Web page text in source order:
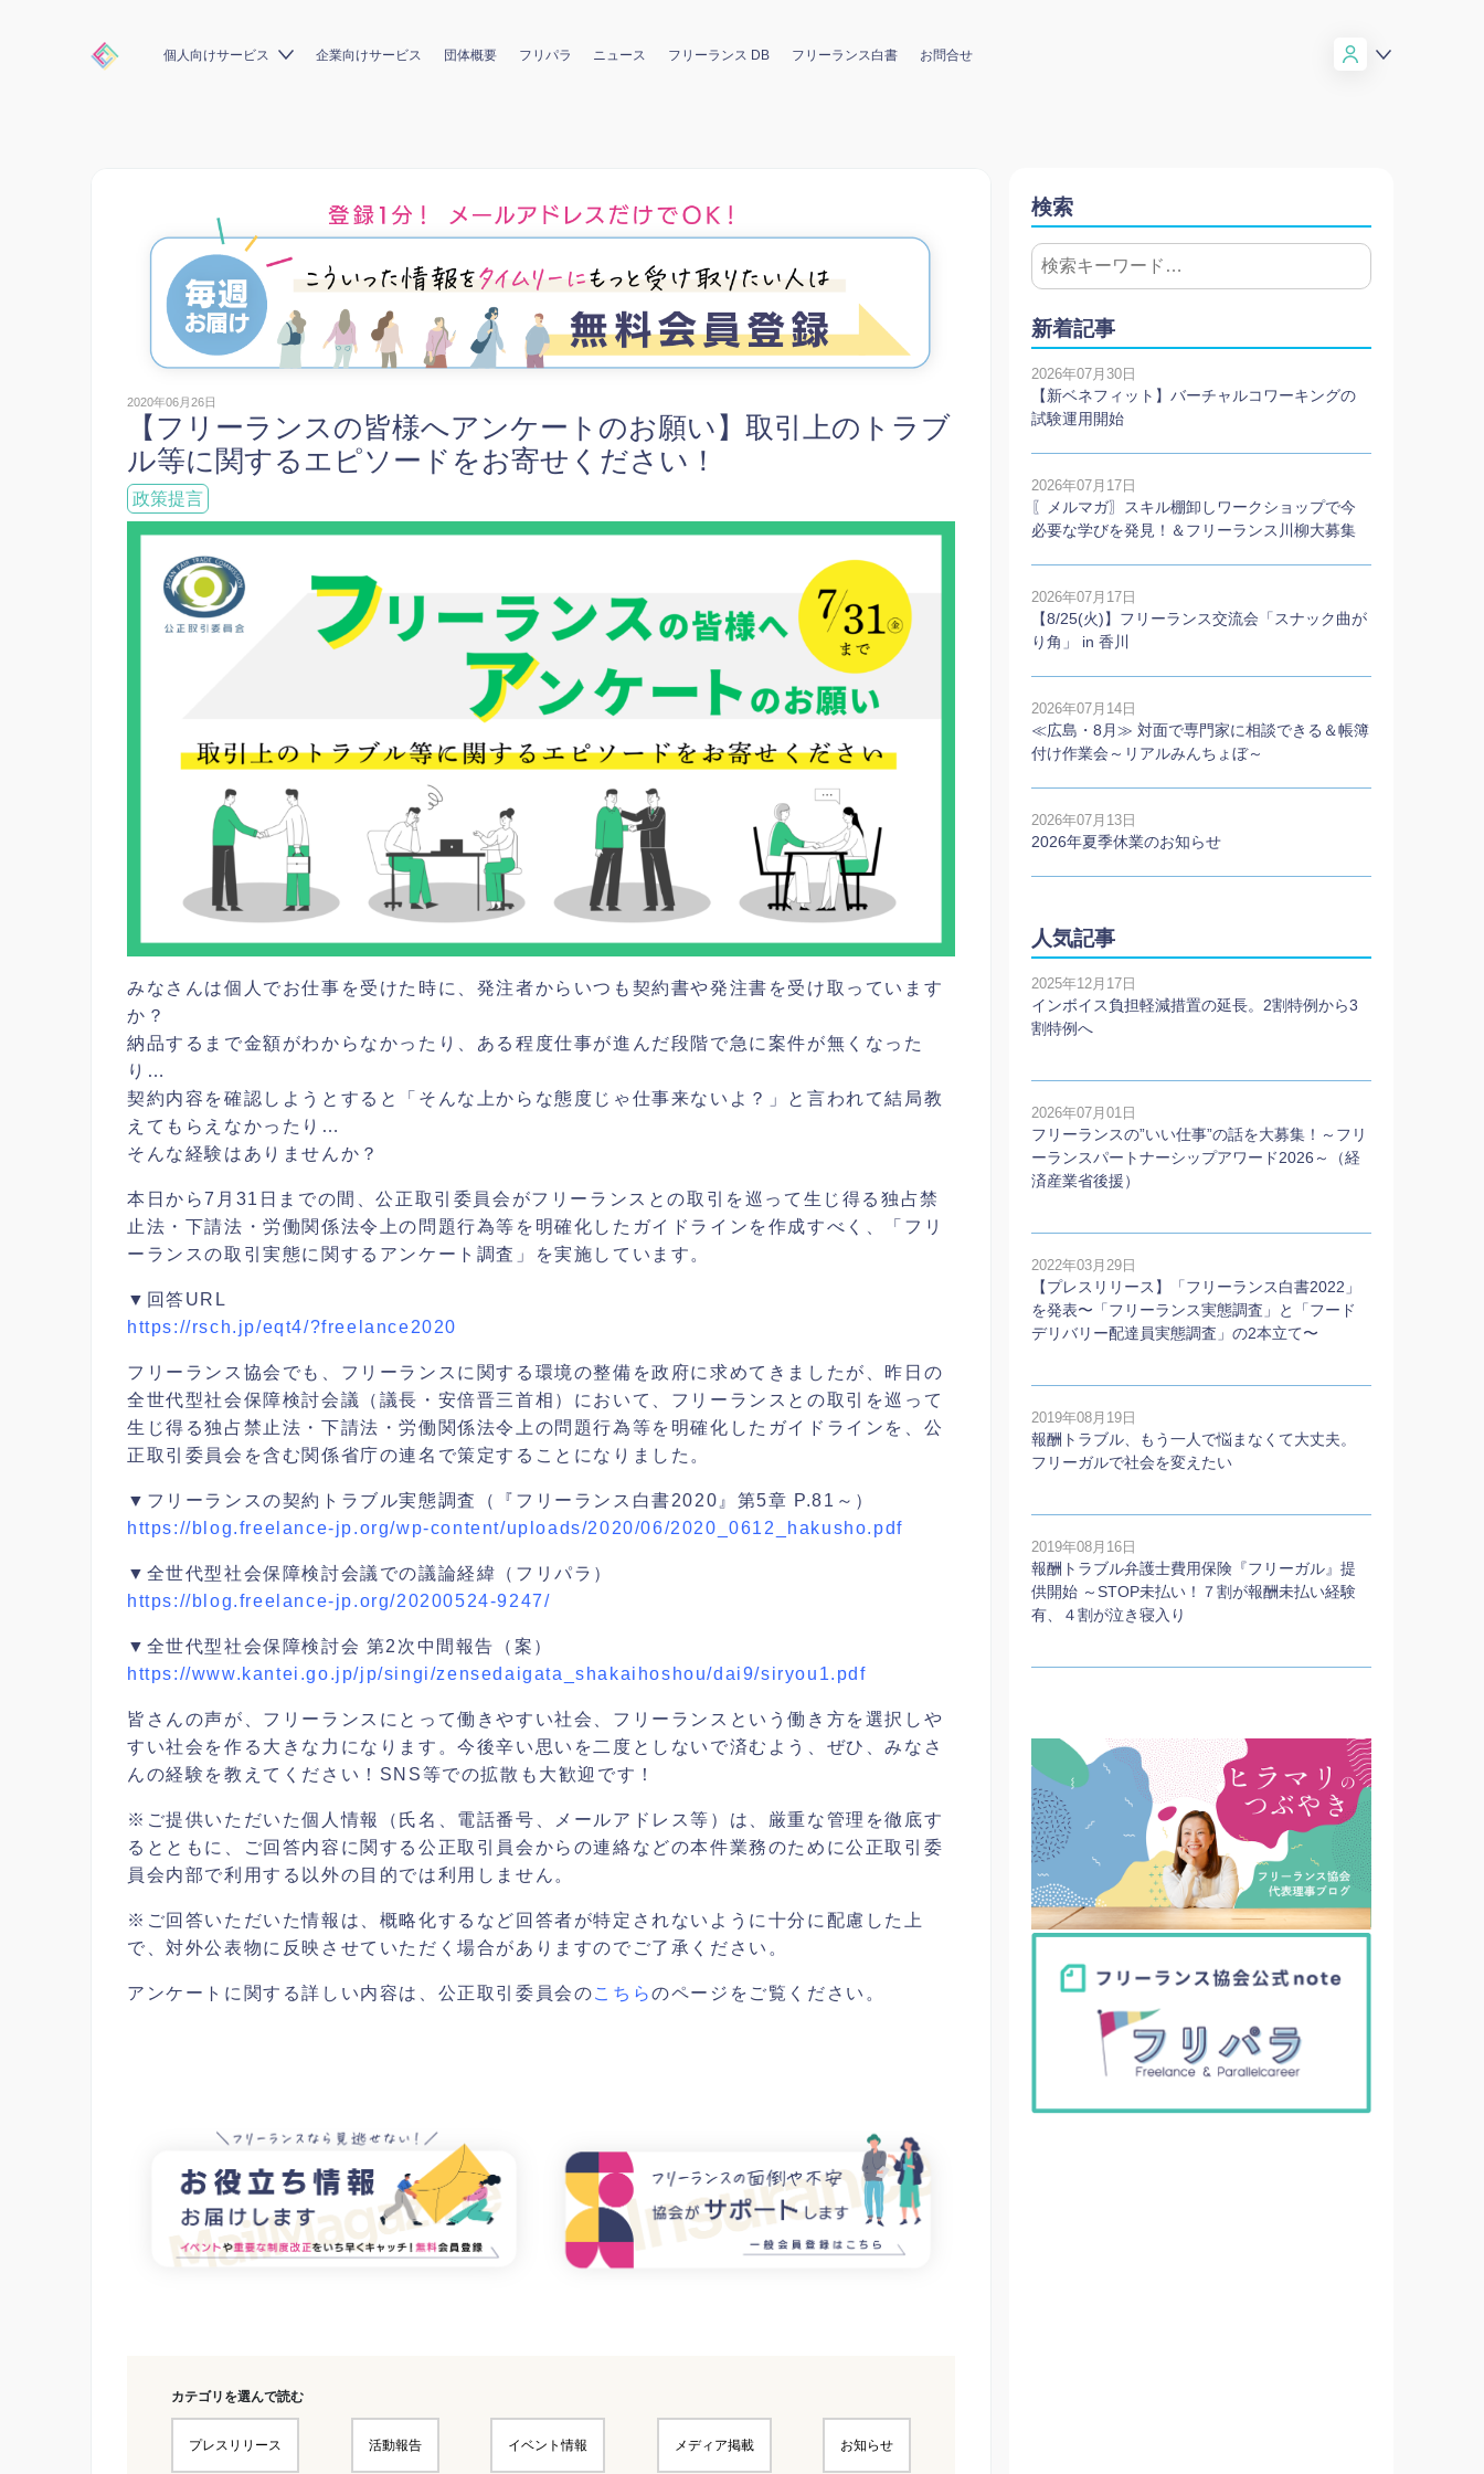
個人向けサービス 企業向けサービス 団体概要 フリパラ ニュース フリーランス DB フリーランス白書 お問合せ
2020年06月26日
【フリーランスの皆様へアンケートのお願い】取引上のトラブ
ル等に関するエピソードをお寄せください！
政策提言
みなさんは個人でお仕事を受けた時に、発注者からいつも契約書や発注書を受け取っています
か？
納品するまで金額がわからなかったり、ある程度仕事が進んだ段階で急に案件が無くなった
り…
契約内容を確認しようとすると「そんな上からな態度じゃ仕事来ないよ？」と言われて結局教
えてもらえなかったり…
そんな経験はありませんか？
本日から7月31日までの間、公正取引委員会がフリーランスとの取引を巡って生じ得る独占禁
止法・下請法・労働関係法令上の問題行為等を明確化したガイドラインを作成すべく、「フリ
ーランスの取引実態に関するアンケート調査」を実施しています。
▼回答URL
https://rsch.jp/eqt4/?freelance2020
フリーランス協会でも、フリーランスに関する環境の整備を政府に求めてきましたが、昨日の
全世代型社会保障検討会議（議長・安倍晋三首相）において、フリーランスとの取引を巡って
生じ得る独占禁止法・下請法・労働関係法令上の問題行為等を明確化したガイドラインを、公
正取引委員会を含む関係省庁の連名で策定することになりました。
▼フリーランスの契約トラブル実態調査（『フリーランス白書2020』第5章 P.81～）
https://blog.freelance-jp.org/wp-content/uploads/2020/06/2020_0612_hakusho.pdf
▼全世代型社会保障検討会議での議論経緯（フリパラ）
https://blog.freelance-jp.org/20200524-9247/
▼全世代型社会保障検討会 第2次中間報告（案）
https://www.kantei.go.jp/jp/singi/zensedaigata_shakaihoshou/dai9/siryou1.pdf
皆さんの声が、フリーランスにとって働きやすい社会、フリーランスという働き方を選択しや
すい社会を作る大きな力になります。今後辛い思いを二度としないで済むよう、ぜひ、みなさ
んの経験を教えてください！SNS等での拡散も大歓迎です！
※ご提供いただいた個人情報（氏名、電話番号、メールアドレス等）は、厳重な管理を徹底す
るとともに、ご回答内容に関する公正取引員会からの連絡などの本件業務のために公正取引委
員会内部で利用する以外の目的では利用しません。
※ご回答いただいた情報は、概略化するなど回答者が特定されないように十分に配慮した上
で、対外公表物に反映させていただく場合がありますのでご了承ください。
アンケートに関する詳しい内容は、公正取引委員会のこちらのページをご覧ください。
カテゴリを選んで読む
プレスリリース 活動報告 イベント情報 メディア掲載 お知らせ
検索
新着記事
2026年07月30日
【新ベネフィット】バーチャルコワーキングの
試験運用開始
2026年07月17日
〖メルマガ〗スキル棚卸しワークショップで今
必要な学びを発見！＆フリーランス川柳大募集
2026年07月17日
【8/25(火)】フリーランス交流会「スナック曲が
り角」 in 香川
2026年07月14日
≪広島・8月≫ 対面で専門家に相談できる＆帳簿
付け作業会～リアルみんちょぼ～
2026年07月13日
2026年夏季休業のお知らせ
人気記事
2025年12月17日
インボイス負担軽減措置の延長。2割特例から3
割特例へ
2026年07月01日
フリーランスの”いい仕事”の話を大募集！～フリ
ーランスパートナーシップアワード2026～（経
済産業省後援）
2022年03月29日
【プレスリリース】「フリーランス白書2022」
を発表〜「フリーランス実態調査」と「フード
デリバリー配達員実態調査」の2本⽴て〜
2019年08月19日
報酬トラブル、もう一人で悩まなくて大丈夫。
フリーガルで社会を変えたい
2019年08月16日
報酬トラブル弁護士費用保険『フリーガル』提
供開始 ～STOP未払い！７割が報酬未払い経験
有、４割が泣き寝入り